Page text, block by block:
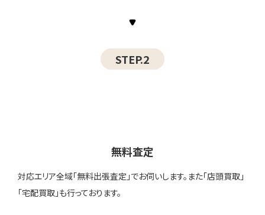
STEP.2
無料査定
対応エリア全域「無料出張査定」でお伺いします。また「店頭買取」
「宅配買取」も行っております。